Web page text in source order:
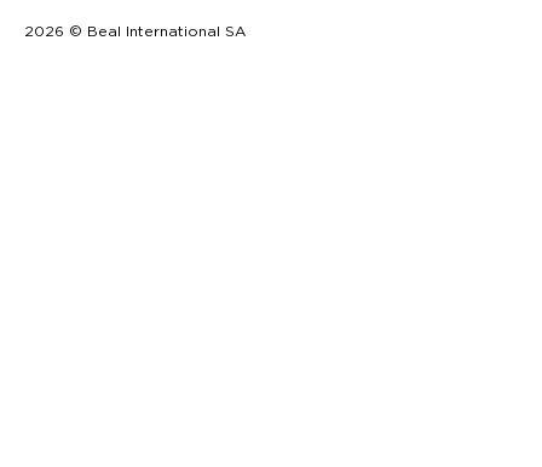
2026 © Beal International SA